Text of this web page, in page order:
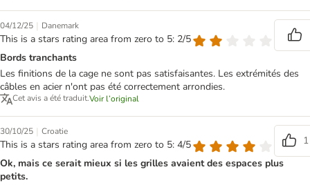
04/12/25 | Danemark
This is a stars rating area from zero to 5: 2/5
Bords tranchants
Les finitions de la cage ne sont pas satisfaisantes. Les extrémités des
câbles en acier n'ont pas été correctement arrondies.
Cet avis a été traduit.Voir l’original
30/10/25 | Croatie
This is a stars rating area from zero to 5: 4/5
1
Ok, mais ce serait mieux si les grilles avaient des espaces plus
petits.